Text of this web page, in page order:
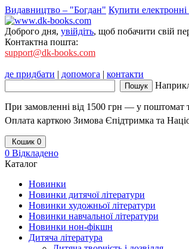
Видавництво – "Богдан" Купити
Доброго дня, увійдіть, щоб побачити свій
Контактна пошта:
support@dk-books.com
де придбати | допомога | контакти
При замовленні від 1500 грн — у поштомат
Оплата карткою Зимова Єпідтримка та
Кошик 0
0 Відкладено
Каталог
Новинки
Новинки дитячої літератури
Новинки художньої літератури
Новинки навчальної літератури
Новинки нон-фікшн
Дитяча література